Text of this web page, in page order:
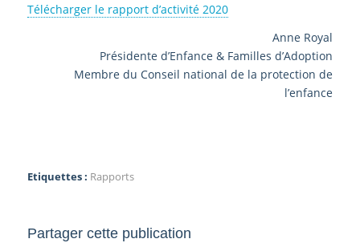
Télécharger le rapport d’activité 2020
Anne Royal
Présidente d’Enfance & Familles d’Adoption
Membre du Conseil national de la protection de
l’enfance
Etiquettes : Rapports
Partager cette publication